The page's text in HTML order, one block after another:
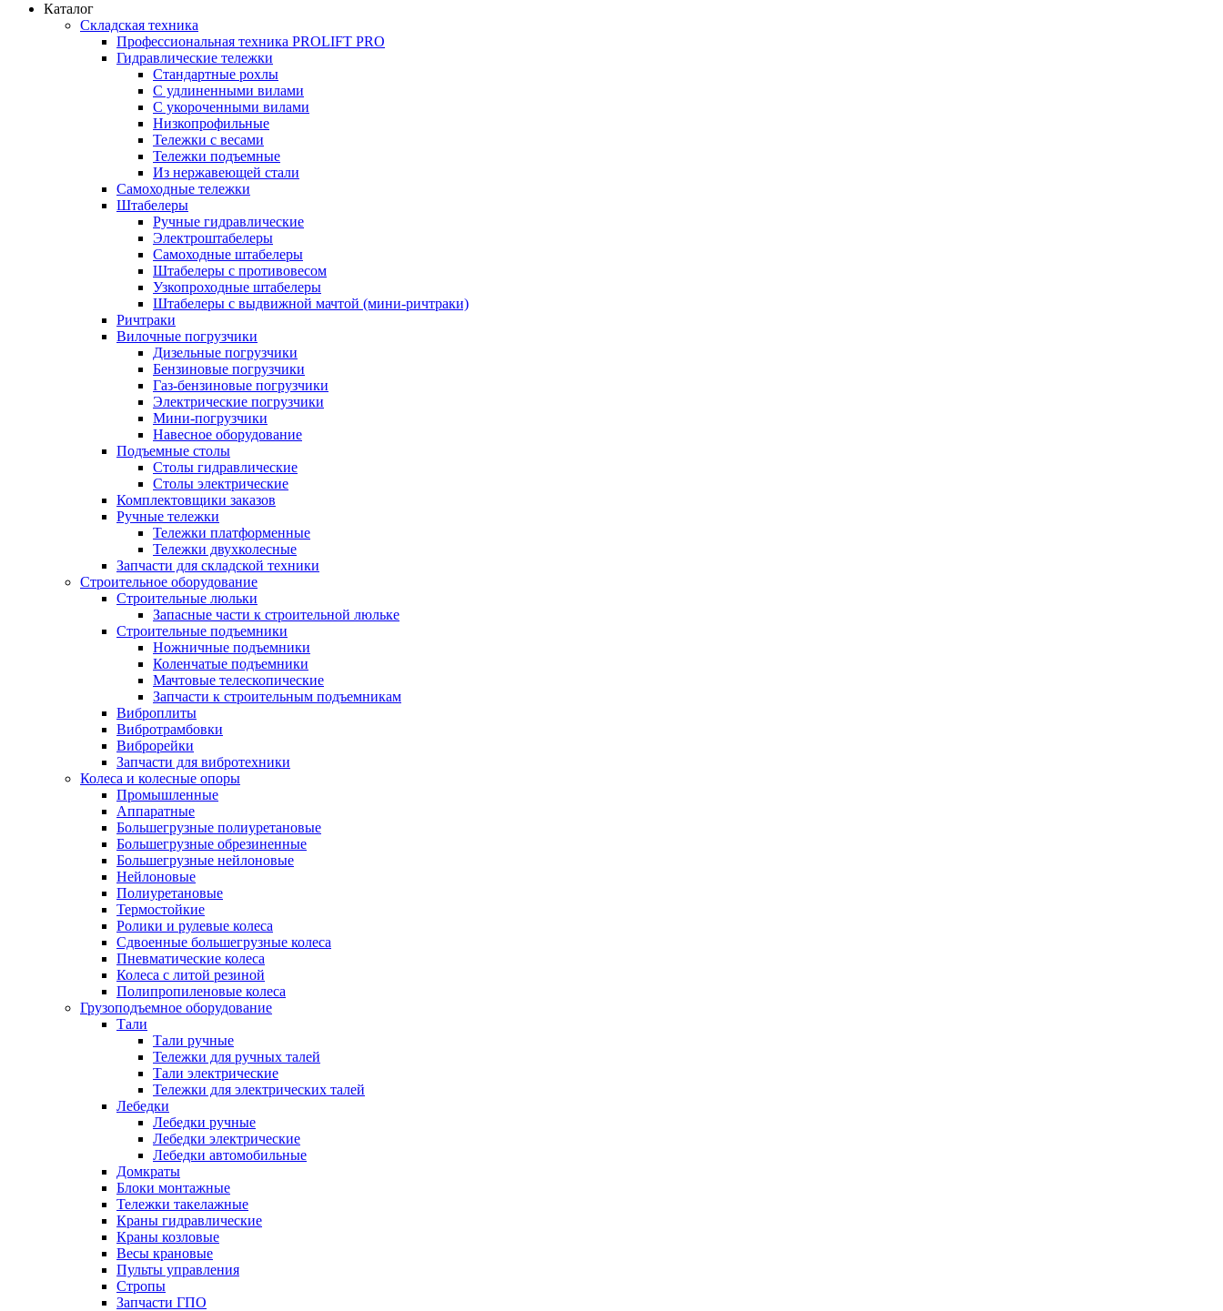
Каталог
Складская техника
Профессиональная техника PROLIFT PRO
Гидравлические тележки
Стандартные рохлы
С удлиненными вилами
С укороченными вилами
Низкопрофильные
Тележки с весами
Тележки подъемные
Из нержавеющей стали
Самоходные тележки
Штабелеры
Ручные гидравлические
Электроштабелеры
Самоходные штабелеры
Штабелеры с противовесом
Узкопроходные штабелеры
Штабелеры с выдвижной мачтой (мини-ричтраки)
Ричтраки
Вилочные погрузчики
Дизельные погрузчики
Бензиновые погрузчики
Газ-бензиновые погрузчики
Электрические погрузчики
Мини-погрузчики
Навесное оборудование
Подъемные столы
Столы гидравлические
Столы электрические
Комплектовщики заказов
Ручные тележки
Тележки платформенные
Тележки двухколесные
Запчасти для складской техники
Строительное оборудование
Строительные люльки
Запасные части к строительной люльке
Строительные подъемники
Ножничные подъемники
Коленчатые подъемники
Мачтовые телескопические
Запчасти к строительным подъемникам
Виброплиты
Вибротрамбовки
Виброрейки
Запчасти для вибротехники
Колеса и колесные опоры
Промышленные
Аппаратные
Большегрузные полиуретановые
Большегрузные обрезиненные
Большегрузные нейлоновые
Нейлоновые
Полиуретановые
Термостойкие
Ролики и рулевые колеса
Сдвоенные большегрузные колеса
Пневматические колеса
Колеса с литой резиной
Полипропиленовые колеса
Грузоподъемное оборудование
Тали
Тали ручные
Тележки для ручных талей
Тали электрические
Тележки для электрических талей
Лебедки
Лебедки ручные
Лебедки электрические
Лебедки автомобильные
Домкраты
Блоки монтажные
Тележки такелажные
Краны гидравлические
Краны козловые
Весы крановые
Пульты управления
Стропы
Запчасти ГПО